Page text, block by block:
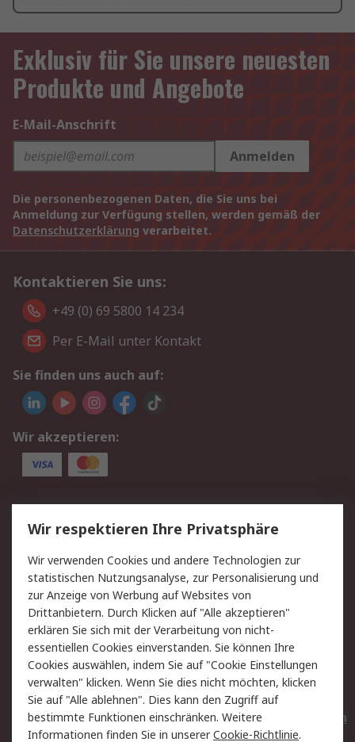
Exklusiv für Sie unsere neuesten
Produkte und Angebote
E-Mail-Anschrift
Anmelden
Die personenbezogenen Daten, die Sie uns bei
Anmeldung zur Verfügung stellen, werden gemäß der
Datenschutzerklärung verarbeitet.
Kontaktieren Sie uns:
+49 (0) 69 5800 14 234
Per E-Mail unter Kontakt
Sie finden uns auch auf:
Wir akzeptieren:
Service
Value Added Services
Lieferlösungen
Rücksendungen
Kontakt
Hilfe
Privatkunden
Rechtliches
AGB
Datenschutz
Cookie-Richtlinie
Zahlungsbedingungen
Copyright/Impressum
Entsorgung
Elektrogeräte/Batterien
Wir respektieren Ihre Privatsphäre
Wir verwenden Cookies und andere Technologien zur
statistischen Nutzungsanalyse, zur Personalisierung und
zur Anzeige von Werbung auf Websites von
Drittanbietern. Durch Klicken auf "Alle akzeptieren"
erklären Sie sich mit der Verarbeitung von nicht-
essentiellen Cookies einverstanden. Sie können Ihre
Cookies auswählen, indem Sie auf "Cookie Einstellungen
verwalten" klicken. Wenn Sie dies nicht möchten, klicken
Sie auf "Alle ablehnen". Dies kann den Zugriff auf
bestimmte Funktionen einschränken. Weitere
Informationen finden Sie in unsererCookie-Richtlinie.